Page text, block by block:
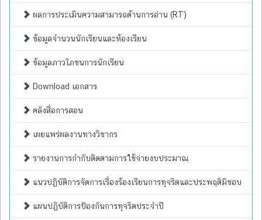
ผลการประเมินความสามารถด้านการอ่าน (RT)
ข้อมูลจำนวนนักเรียนและห้องเรียน
ข้อมูลภาวโภชนการนักเรียน
Download เอกสาร
คลังสื่อการสอน
เผยแพร่ผลงานทางวิชากร
รายงานการกำกับติดตามการใช้จ่ายงบประมาณ
แนวปฏิบัติการจัดการเรื่องร้องเรียนการทุจริตและประพฤติมิชอบ
แผนปฏิบัติการป้องกันการทุจริตประจำปี